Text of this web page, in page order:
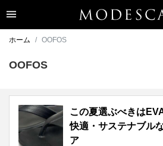
ホーム OOFOS
OOFOS
この夏選ぶべきは
快適・サステナブル
ア